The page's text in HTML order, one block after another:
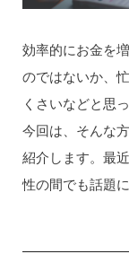
効率的にお金を
のではないか、
くさいなどと思
今回は、そんな
紹介します。最
性の間でも話題